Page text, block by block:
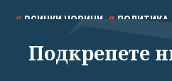
ВСИЧКИ НОВИНИ ПОЛИТИКА
СПОРТ КУЛТУРА
Подкрепете